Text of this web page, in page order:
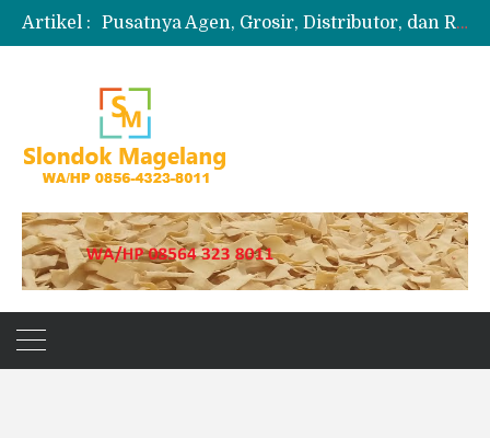
Artikel :
Pusatnya Agen, Grosir, Distributor, dan Reseller Puyur Koin
Produksi Slondok
Jual Puyur Koin Mentah 1 Ball 5 kg